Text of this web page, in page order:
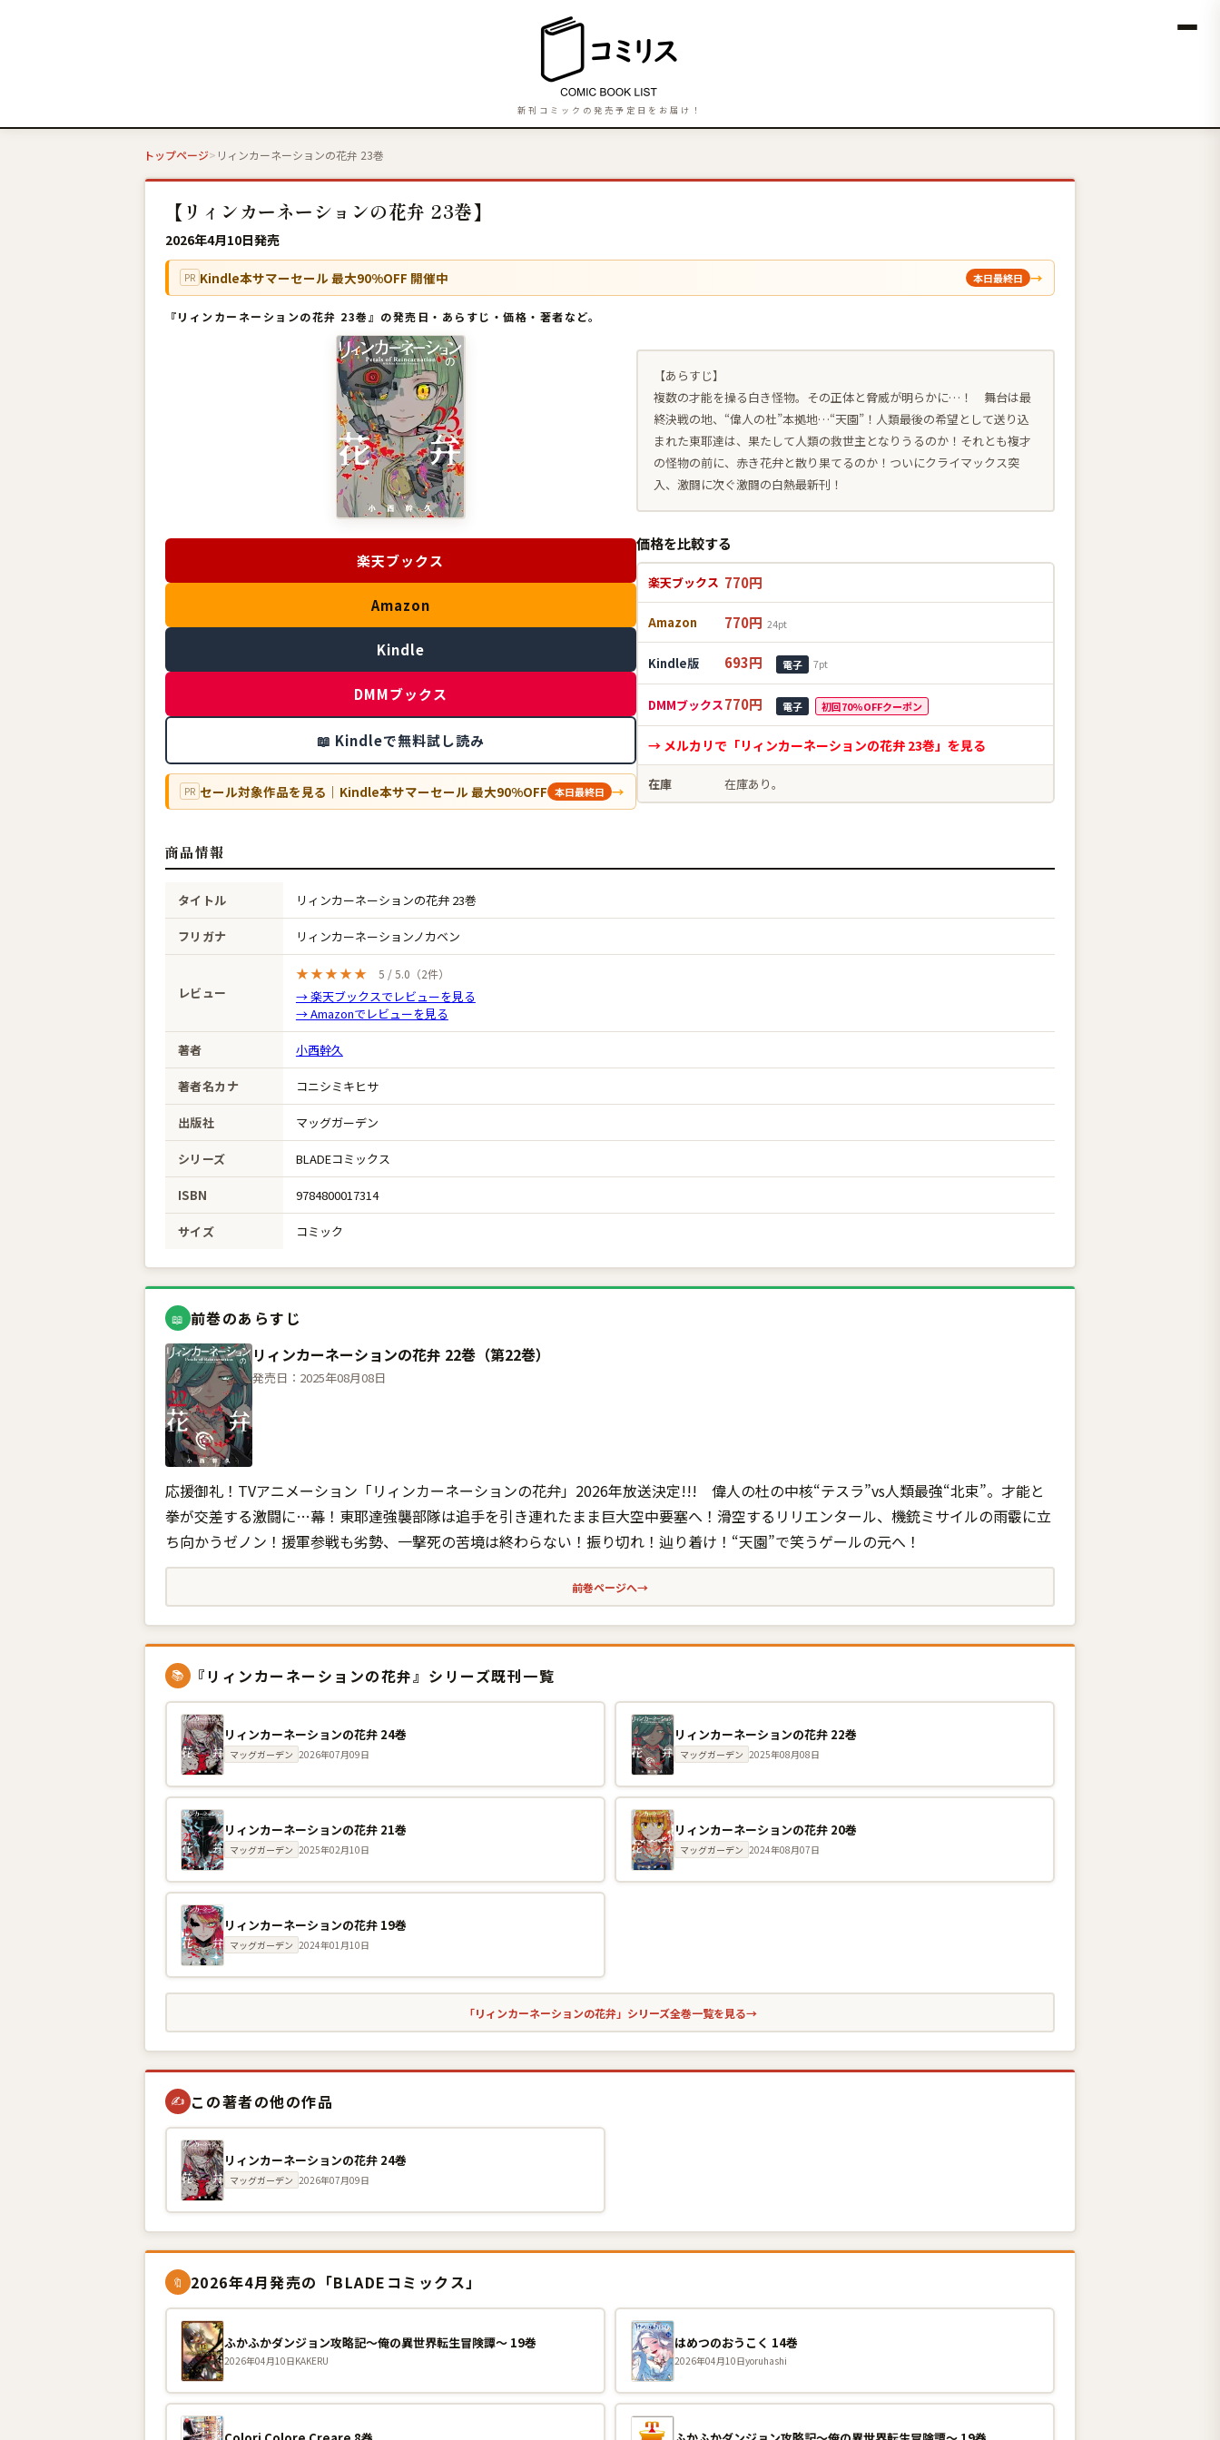
新刊コミックの発売予定日をお届け！
トップページ リィンカーネーションの花弁 23巻
【リィンカーネーションの花弁 23巻】
2026年4月10日発売
PR Kindle本サマーセール 最大90%OFF 開催中 本日最終日 →
『リィンカーネーションの花弁 23巻』の発売日・あらすじ・価格・著者など。
楽天ブックス
Amazon
Kindle
DMMブックス
📖 Kindleで無料試し読み
PR セール対象作品を見る｜Kindle本サマーセール 最大90%OFF 本日最終日 →
【あらすじ】
複数の才能を操る白き怪物。その正体と脅威が明らかに…！ 舞台は最
終決戦の地、“偉人の杜”本拠地…“天園”！人類最後の希望として送り込
まれた東耶達は、果たして人類の救世主となりうるのか！それとも複才
の怪物の前に、赤き花弁と散り果てるのか！ついにクライマックス突
入、激闘に次ぐ激闘の白熱最新刊！
価格を比較する
楽天ブックス 770円
Amazon 770円 24pt
Kindle版 693円 電子 7pt
DMMブックス770円 電子 初回70%OFFクーポン
→ メルカリで「リィンカーネーションの花弁 23巻」を見る
在庫 在庫あり。
商品情報
タイトル リィンカーネーションの花弁 23巻
フリガナ リィンカーネーションノカベン
レビュー
★★★★★ 5 / 5.0（2件）
→ 楽天ブックスでレビューを見る
→ Amazonでレビューを見る
著者 小西幹久
著者名カナ コニシミキヒサ
出版社 マッグガーデン
シリーズ BLADEコミックス
ISBN 9784800017314
サイズ コミック
📖 前巻のあらすじ
リィンカーネーションの花弁 22巻（第22巻）
発売日：2025年08月08日
応援御礼！TVアニメーション「リィンカーネーションの花弁」2026年放送決定!!! 偉人の杜の中核“テスラ”vs人類最強“北束”。才能と
拳が交差する激闘に…幕！東耶達強襲部隊は追手を引き連れたまま巨大空中要塞へ！滑空するリリエンタール、機銃ミサイルの雨霰に立
ち向かうゼノン！援軍参戦も劣勢、一撃死の苦境は終わらない！振り切れ！辿り着け！“天園”で笑うゲールの元へ！
前巻ページへ→
📚 『リィンカーネーションの花弁』シリーズ既刊一覧
リィンカーネーションの花弁 24巻
マッグガーデン 2026年07月09日
リィンカーネーションの花弁 22巻
マッグガーデン 2025年08月08日
リィンカーネーションの花弁 21巻
マッグガーデン 2025年02月10日
リィンカーネーションの花弁 20巻
マッグガーデン 2024年08月07日
リィンカーネーションの花弁 19巻
マッグガーデン 2024年01月10日
「リィンカーネーションの花弁」シリーズ全巻一覧を見る→
✍ この著者の他の作品
リィンカーネーションの花弁 24巻
マッグガーデン 2026年07月09日
🔖 2026年4月発売の「BLADEコミックス」
ふかふかダンジョン攻略記〜俺の異世界転生冒険譚〜 19巻
2026年04月10日KAKERU
はめつのおうこく 14巻
2026年04月10日yoruhashi